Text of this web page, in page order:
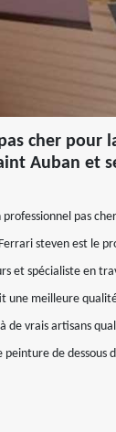
cher pour
Auban et
pas
steven est le
et spécialiste en
une meilleure
de vrais artisans
de dessous